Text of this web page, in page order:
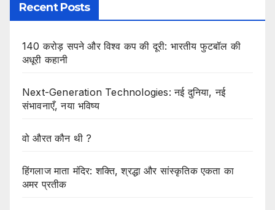
Recent Posts
140 करोड़ सपने और विश्व कप की दूरी: भारतीय फुटबॉल की
अधूरी कहानी
Next-Generation Technologies: नई दुनिया, नई
संभावनाएँ, नया भविष्य
वो औरत कौन थी ?
हिंगलाज माता मंदिर: शक्ति, श्रद्धा और सांस्कृतिक एकता का
अमर प्रतीक